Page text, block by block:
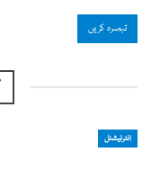
انٹرنیشنل